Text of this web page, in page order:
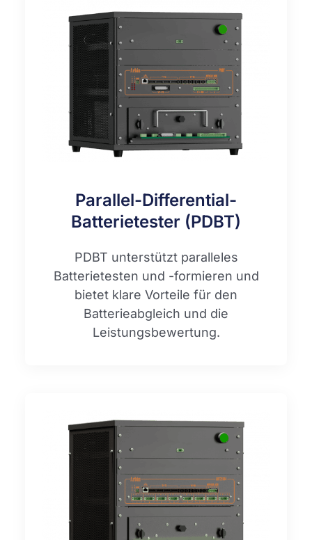
Parallel-Differential-
Batterietester (PDBT)
PDBT unterstützt paralleles
Batterietesten und -formieren und
bietet klare Vorteile für den
Batterieabgleich und die
Leistungsbewertung.